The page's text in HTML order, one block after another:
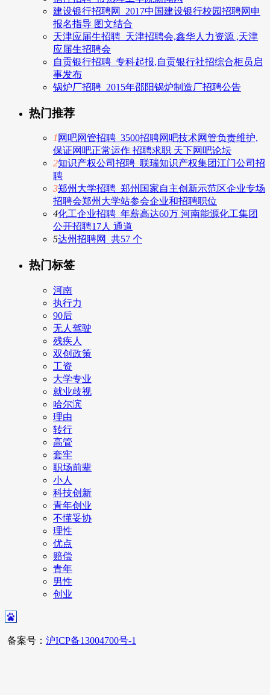
建设银行招聘网_2017中国建设银行校园招聘网申
报名指导 图文结合
天津应届生招聘_天津招聘会,鑫华人力资源 ,天津
应届生招聘会
自贡银行招聘_专科起报,自贡银行社招综合柜员启
事发布
锅炉厂招聘_2015年邵阳锅炉制造厂招聘公告
热门推荐
1 网吧网管招聘_3500招聘网吧技术网管负责维护,
保证网吧正常运作 招聘求职 天下网吧论坛
2知识产权公司招聘_联瑞知识产权集团江门公司招
聘
3郑州大学招聘_郑州国家自主创新示范区企业专场
招聘会郑州大学站参会企业和招聘职位
4化工企业招聘_年薪高达60万 河南能源化工集团
公开招聘17人 通道
5达州招聘网_共57 个
热门标签
河南
执行力
90后
无人驾驶
残疾人
双创政策
工资
大学专业
就业歧视
哈尔滨
理由
转行
高管
套牢
职场前辈
小人
科技创新
青年创业
不懂妥协
理性
优点
赔偿
青年
男性
创业
备案号： 沪ICP备13004700号-1